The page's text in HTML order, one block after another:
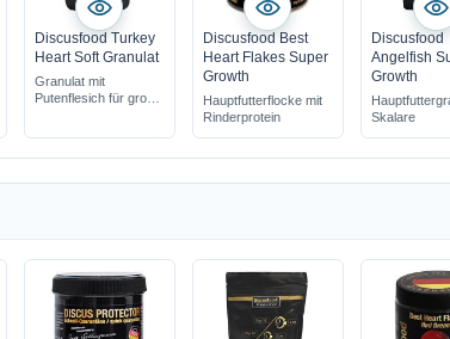
Discusfood Turkey
Heart Soft Granulat
Granulat mit
Putenflesich für große
Discusfood Best
Heart Flakes Super
Growth
Hauptfutterflocke mit
Rinderprotein
Discusfood
Angelfish
Growth
Skalare